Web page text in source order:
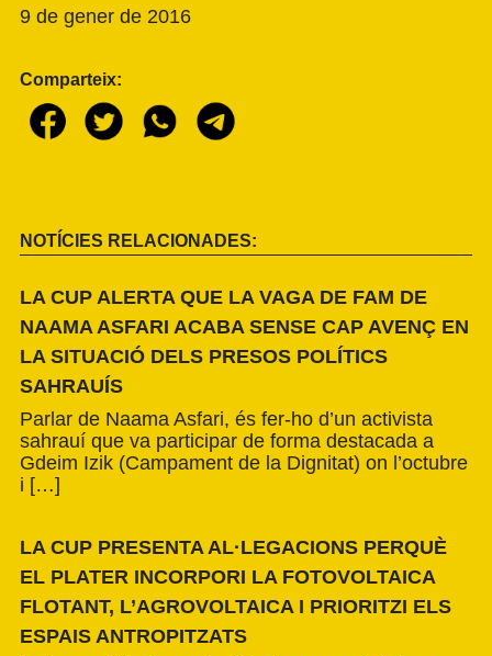
9 de gener de 2016
Comparteix:
NOTÍCIES RELACIONADES:
LA CUP ALERTA QUE LA VAGA DE FAM DE
NAAMA ASFARI ACABA SENSE CAP AVENÇ EN
LA SITUACIÓ DELS PRESOS POLÍTICS
SAHRAUÍS
Parlar de Naama Asfari, és fer-ho d’un activista
sahrauí que va participar de forma destacada a
Gdeim Izik (Campament de la Dignitat) on l’octubre
i […]
LA CUP PRESENTA AL·LEGACIONS PERQUÈ
EL PLATER INCORPORI LA FOTOVOLTAICA
FLOTANT, L’AGROVOLTAICA I PRIORITZI ELS
ESPAIS ANTROPITZATS